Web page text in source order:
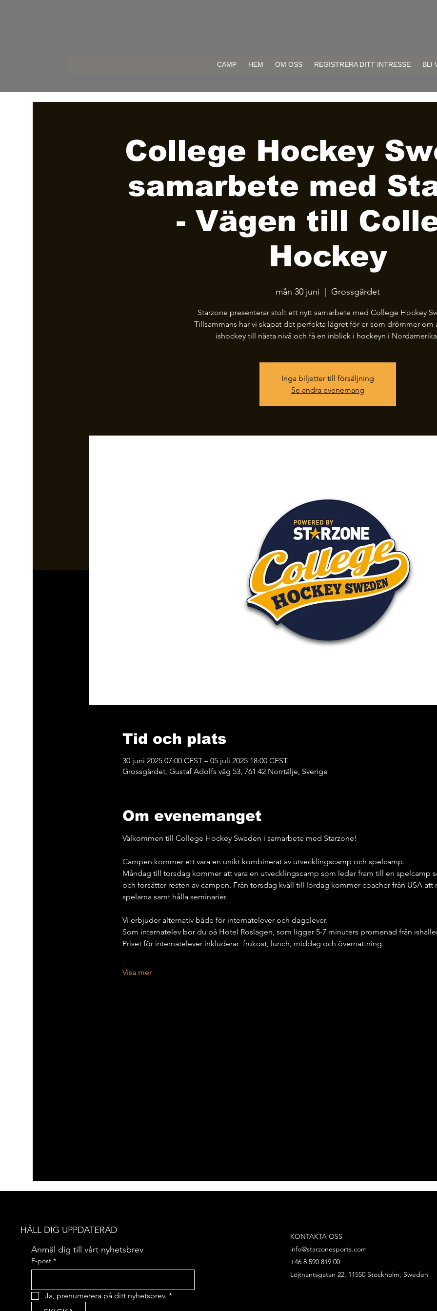
CAMP HEM OM OSS REGISTRERA DITT INTRESSE BLI
College Hockey
samarbete med
- Vägen till
Hockey
mån 30 juni Grossgärdet
Starzone presenterar stolt ett nytt samarbete med College Hockey
Tillsammans har vi skapat det perfekta lägret för er som drömmer om
ishockey till nästa nivå och få en inblick i hockeyn i
Inga biljetter till försäljning
Se andra evenemang
Tid och plats
30 juni 2025 07:00 CEST – 05 juli 2025 18:00 CEST
Grossgärdet, Gustaf Adolfs väg 53, 761 42 Norrtälje, Sverige
Om evenemanget
Välkommen till College Hockey Sweden i samarbete med Starzone!
Campen kommer ett vara en unikt kombinerat av utvecklingscamp och spelcamp.
Måndag till torsdag kommer att vara en utvecklingscamp som leder fram till en spelcamp
och forsätter resten av campen. Från torsdag kväll till lördag kommer coacher från USA att
spelarna samt hålla seminarier.
Vi erbjuder alternativ både för internatelever och dagelever.
Som internatelev bor du på Hotel Roslagen, som ligger 5-7 minuters promenad från
Priset för internatelever inkluderar  frukost, lunch, middag och övernattning.
Visa mer
HÅLL DIG UPPDATERAD
Anmäl dig till vårt nyhetsbrev
E-post *
Ja, prenumerera på ditt nyhetsbrev. *
KONTAKTA OSS
info@starzonesports.com
+46 8 590 819 00
Löjtnantsgatan 22, 11550 Stockholm, Sweden